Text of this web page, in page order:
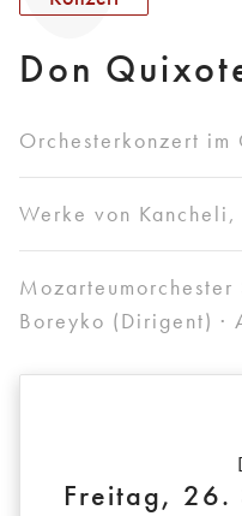
Don
Orchesterkonzert im
Werke von Kancheli,
Mozarteumorchester
Boreyko (Dirigent) ·
Freitag, 26.